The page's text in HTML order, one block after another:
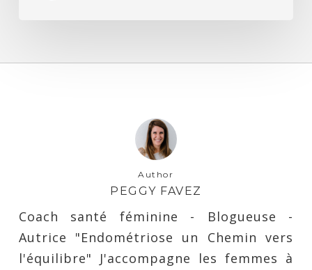
Author
PEGGY FAVEZ
Coach santé féminine - Blogueuse -
Autrice "Endométriose un Chemin vers
l'équilibre" J'accompagne les femmes à